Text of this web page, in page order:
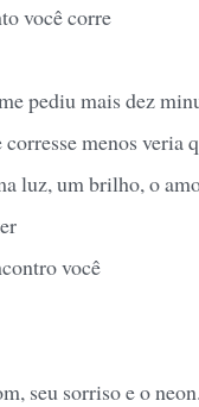
você corre
pediu mais dez
corresse menos veria
luz, um brilho, o
você
seu sorriso e o